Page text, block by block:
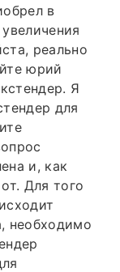
в
реально
юрий
Я
для
и, как
Для того
необходимо